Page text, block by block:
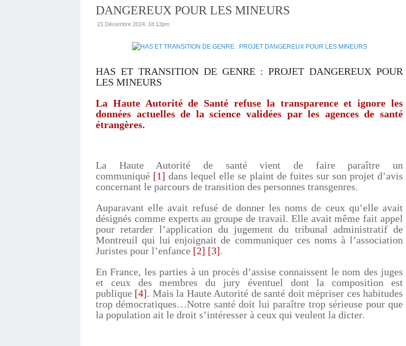
DANGEREUX POUR LES MINEURS
21 Décembre 2024, 18:13pm
HAS ET TRANSITION DE GENRE : PROJET DANGEREUX POUR
LES MINEURS
La Haute Autorité de Santé refuse la transparence et ignore les
données actuelles de la science validées par les agences de santé
étrangères.
La Haute Autorité de santé vient de faire paraître un
communiqué [1] dans lequel elle se plaint de fuites sur son projet d’avis
concernant le parcours de transition des personnes transgenres.
Auparavant elle avait refusé de donner les noms de ceux qu’elle avait
désignés comme experts au groupe de travail. Elle avait même fait appel
pour retarder l’application du jugement du tribunal administratif de
Montreuil qui lui enjoignait de communiquer ces noms à l’association
Juristes pour l’enfance [2] [3].
En France, les parties à un procès d’assise connaissent le nom des juges
et ceux des membres du jury éventuel dont la composition est
publique [4]. Mais la Haute Autorité de santé doit mépriser ces habitudes
trop démocratiques…Notre santé doit lui paraître trop sérieuse pour que
la population ait le droit s’intéresser à ceux qui veulent la dicter.